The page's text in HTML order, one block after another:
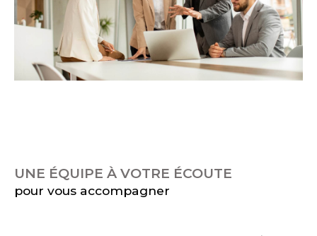
UNE ÉQUIPE À VOTRE ÉCOUTE
pour vous accompagner